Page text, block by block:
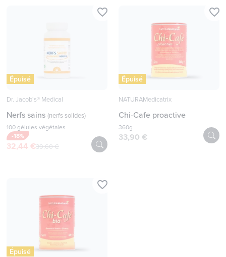
Épuisé
Dr. Jacob's® Medical
Nerfs sains (nerfs solides)
100 gélules végétales
-18%
32,44 €39,60 €
favorite_border
Épuisé
NATURAMedicatrix
Chi-Cafe proactive
360g
33,90 €
favorite_border
Épuisé
favorite_border